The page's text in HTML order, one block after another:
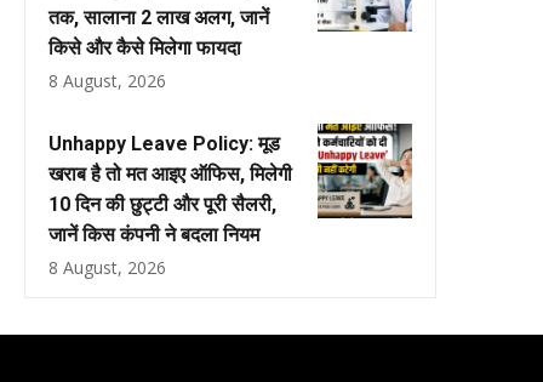
तक, सालाना ₹2 लाख अलग, जानें
किसे और कैसे मिलेगा फायदा
8 August, 2026
Unhappy Leave Policy: मूड
खराब है तो मत आइए ऑफिस, मिलेगी
10 दिन की छुट्टी और पूरी सैलरी,
जानें किस कंपनी ने बदला नियम
8 August, 2026